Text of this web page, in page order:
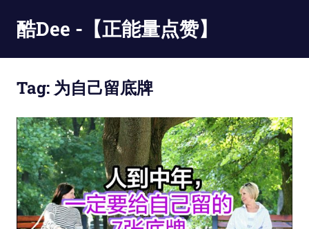
content
酷Dee -【正能量点赞】
最
有
更
酷
Tag: 为自己留底牌